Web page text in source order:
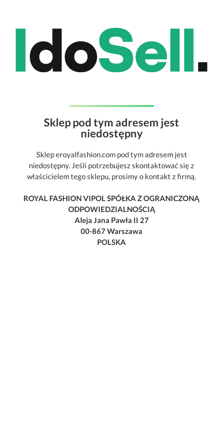
Sklep pod tym adresem jest
niedostępny
Sklep eroyalfashion.com pod tym adresem jest
niedostępny. Jeśli potrzebujesz skontaktować się z
właścicielem tego sklepu, prosimy o kontakt z firmą.
ROYAL FASHION VIPOL SPÓŁKA Z OGRANICZONĄ
ODPOWIEDZIALNOŚCIĄ
Aleja Jana Pawła II 27
00-867 Warszawa
POLSKA